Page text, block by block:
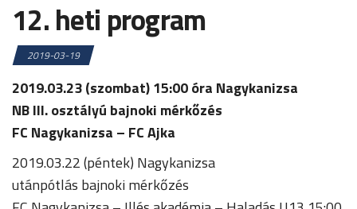
12. heti program
2019-03-19
2019.03.23 (szombat) 15:00 óra Nagykanizsa
NB III. osztályú bajnoki mérkőzés
FC Nagykanizsa – FC Ajka
2019.03.22 (péntek) Nagykanizsa
utánpótlás bajnoki mérkőzés